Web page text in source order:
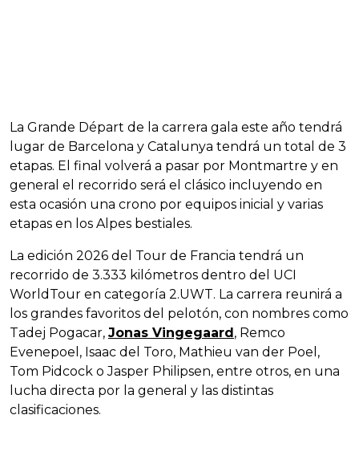
La Grande Départ de la carrera gala este año tendrá
lugar de Barcelona y Catalunya tendrá un total de 3
etapas. El final volverá a pasar por Montmartre y en
general el recorrido será el clásico incluyendo en
esta ocasión una crono por equipos inicial y varias
etapas en los Alpes bestiales.
La edición 2026 del Tour de Francia tendrá un
recorrido de 3.333 kilómetros dentro del UCI
WorldTour en categoría 2.UWT. La carrera reunirá a
los grandes favoritos del pelotón, con nombres como
Tadej Pogacar, Jonas Vingegaard, Remco
Evenepoel, Isaac del Toro, Mathieu van der Poel,
Tom Pidcock o Jasper Philipsen, entre otros, en una
lucha directa por la general y las distintas
clasificaciones.